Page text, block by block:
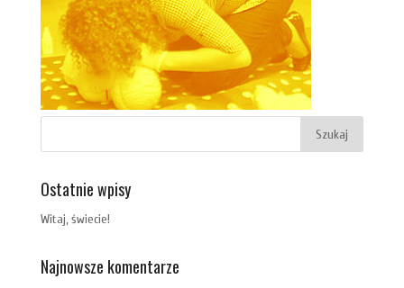
Ostatnie wpisy
Witaj, świecie!
Najnowsze komentarze